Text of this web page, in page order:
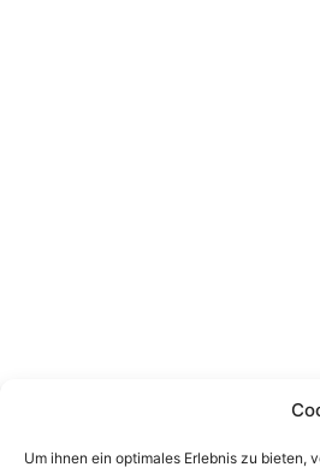
Um ihnen ein optimales Erlebnis zu bieten,